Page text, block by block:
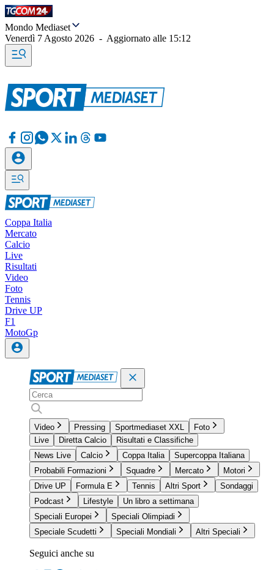
Mondo Mediaset
Venerdì 7 Agosto 2026 - Aggiornato alle 15:12
Coppa Italia
Mercato
Calcio
Live
Risultati
Video
Foto
Tennis
Drive UP
F1
MotoGp
Video Pressing Sportmediaset XXL
Foto
Live
Diretta Calcio
Risultati e Classifiche
News Live
Calcio Coppa Italia
Supercoppa Italiana
Probabili Formazioni
Squadre Mercato
Motori
Drive UP
Formula E Tennis Altri Sport
Sondaggi
Podcast
Lifestyle
Un libro a settimana
Speciali Europei
Speciali Olimpiadi
Speciale Scudetti
Speciali Mondiali Altri Speciali
Seguici anche su